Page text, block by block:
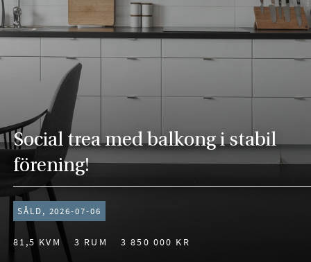
Social trea med balkong i stabil
förening!
SÅLD, 2026-07-06
81,5 KVM 3 RUM 3 850 000 KR